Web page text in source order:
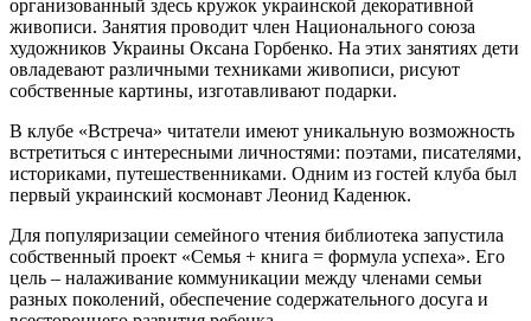
организованный здесь кружок украинской декоративной
живописи. Занятия проводит член Национального союза
художников Украины Оксана Горбенко. На этих занятиях дети
овладевают различными техниками живописи, рисуют
собственные картины, изготавливают подарки.
В клубе «Встреча» читатели имеют уникальную возможность
встретиться с интересными личностями: поэтами, писателями,
историками, путешественниками. Одним из гостей клуба был
первый украинский космонавт Леонид Каденюк.
Для популяризации семейного чтения библиотека запустила
собственный проект «Семья + книга = формула успеха». Его
цель – налаживание коммуникации между членами семьи
разных поколений, обеспечение содержательного досуга и